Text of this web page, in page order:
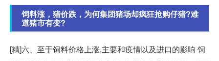
饲料涨，猪价跌，为何集团猪场却疯狂抢购仔猪?难
道猪市有变?
[精]六、至于饲料价格上涨,主要和疫情以及进口的影响 饲